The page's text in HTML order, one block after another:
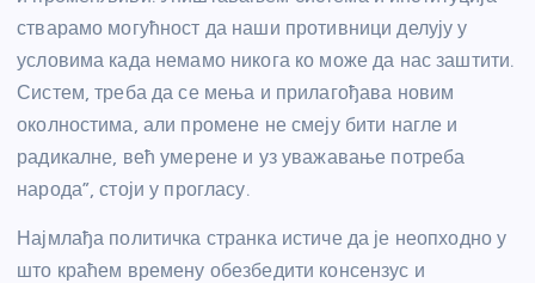
стварамо могућност да наши противници делују у
условима када немамо никога ко може да нас заштити.
Систем, треба да се мења и прилагођава новим
околностима, али промене не смеју бити нагле и
радикалне, већ умерене и уз уважавање потреба
народа”, стоји у прогласу.
Најмлађа политичка странка истиче да је неопходно у
што краћем времену обезбедити консензус и